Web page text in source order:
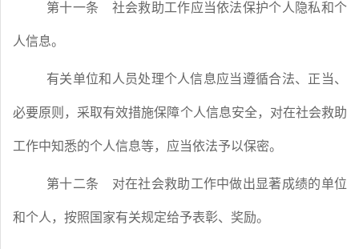
第十一条 社会救助工作应当依法保护个人隐私和个
人信息。
有关单位和人员处理个人信息应当遵循合法、正当、
必要原则，采取有效措施保障个人信息安全，对在社会救助
工作中知悉的个人信息等，应当依法予以保密。
第十二条 对在社会救助工作中做出显著成绩的单位
和个人，按照国家有关规定给予表彰、奖励。